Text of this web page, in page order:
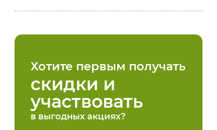
Хотите первым получать
скидки и
участвовать
в выгодных акциях?